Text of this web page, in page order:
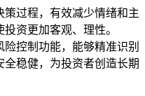
策过程，有效减少情绪和主
资更加客观、理性。
控制功能，能够精准识别
稳健，为投资者创造长期